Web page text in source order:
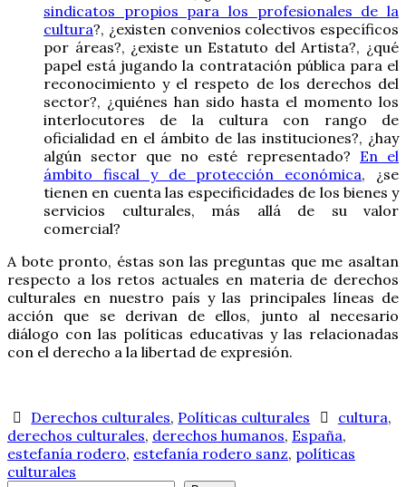
sindicatos propios para los profesionales de la
cultura?, ¿existen convenios colectivos específicos
por áreas?, ¿existe un Estatuto del Artista?, ¿qué
papel está jugando la contratación pública para el
reconocimiento y el respeto de los derechos del
sector?, ¿quiénes han sido hasta el momento los
interlocutores de la cultura con rango de
oficialidad en el ámbito de las instituciones?, ¿hay
algún sector que no esté representado? En el
ámbito fiscal y de protección económica, ¿se
tienen en cuenta las especificidades de los bienes y
servicios culturales, más allá de su valor
comercial?
A bote pronto, éstas son las preguntas que me asaltan
respecto a los retos actuales en materia de derechos
culturales en nuestro país y las principales líneas de
acción que se derivan de ellos, junto al necesario
diálogo con las políticas educativas y las relacionadas
con el derecho a la libertad de expresión.
Derechos culturales, Políticas culturales cultura,
derechos culturales, derechos humanos, España,
estefanía rodero, estefanía rodero sanz, políticas
culturales